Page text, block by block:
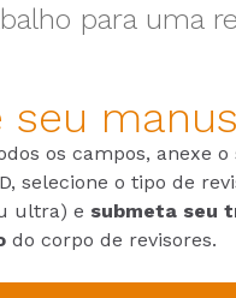
para uma
seu
os campos, anexe
selecione o tipo de
ultra) e submeta seu
do corpo de revisores.